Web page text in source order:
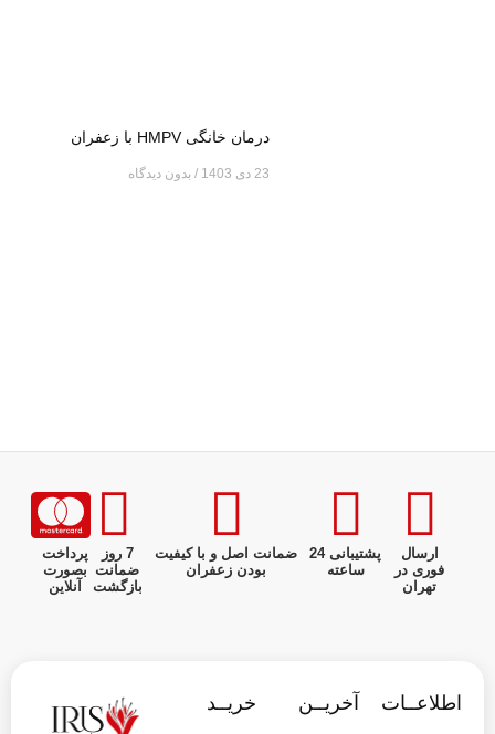
درمان خانگی HMPV با زعفران
23 دی 1403 بدون دیدگاه
ارسال
فوری در
تهران
پشتیبانی 24
ساعته
ضمانت اصل و با کیفیت
بودن زعفران
7 روز
ضمانت
بازگشت
پرداخت
بصورت
آنلاین
اطلاعــات
آخریــن
خریــد